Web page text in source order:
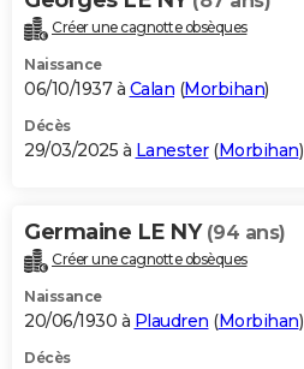
Créer une cagnotte obsèques
Naissance
06/10/1937 à Calan (Morbihan)
Décès
29/03/2025 à Lanester(Morbihan)
Germaine LE NY (94 ans)
Créer une cagnotte obsèques
Naissance
20/06/1930 à Plaudren (Morbihan)
Décès